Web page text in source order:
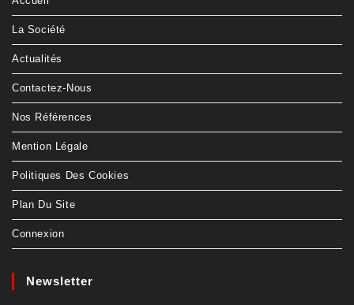
La Société
Actualités
Contactez-Nous
Nos Références
Mention Légale
Politiques Des Cookies
Plan Du Site
Connexion
Newsletter